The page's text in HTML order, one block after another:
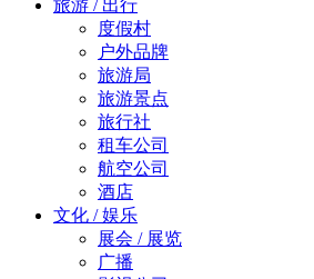
旅游 / 出行
度假村
户外品牌
旅游局
旅游景点
旅行社
租车公司
航空公司
酒店
文化 / 娱乐
展会 / 展览
广播